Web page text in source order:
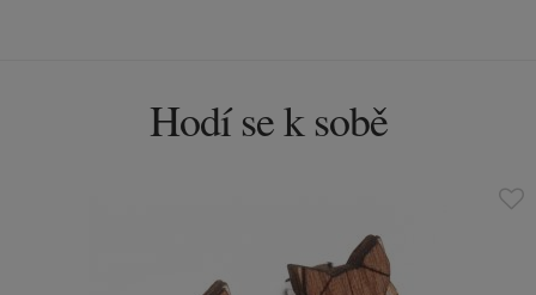
Hodí se k sobě